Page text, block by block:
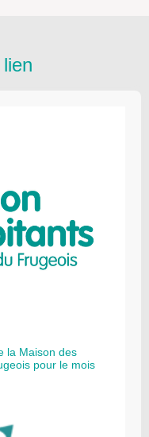
la Maison des
pour le mois